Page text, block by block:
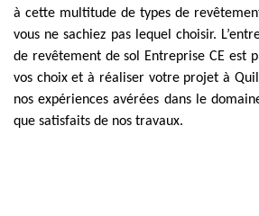
à cette multitude de types de
vous ne sachiez pas lequel choisir.
de revêtement de sol Entreprise CE est
vos choix et à réaliser votre projet à
nos expériences avérées dans le
que satisfaits de nos travaux.